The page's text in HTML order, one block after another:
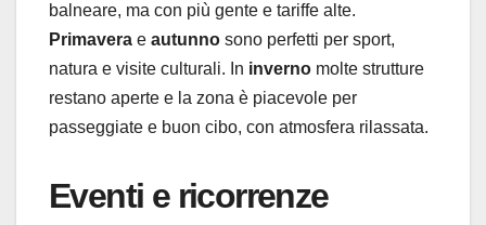
balneare, ma con più gente e tariffe alte.
Primavera e autunno sono perfetti per sport,
natura e visite culturali. In inverno molte strutture
restano aperte e la zona è piacevole per
passeggiate e buon cibo, con atmosfera rilassata.
Eventi e ricorrenze